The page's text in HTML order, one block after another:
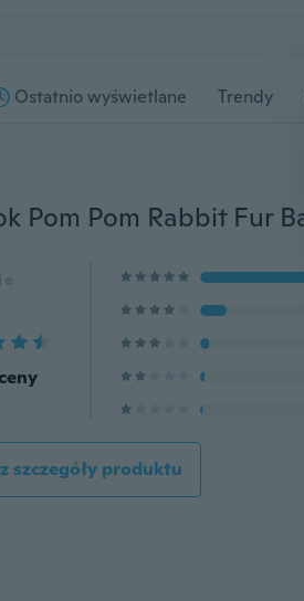
Ostatnio wyświetlane Trendy
szczegóły produktu